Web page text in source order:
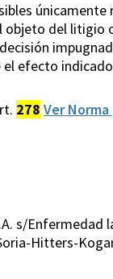
objeto del
efecto
278 Ver Norma
s/Enfermedad
Hitters-